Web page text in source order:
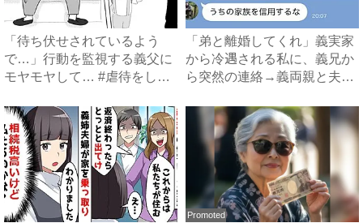
「待ち伏せされているよう
で…」行動を監視する義父に
モヤモヤして… #虐待をして
「弟と離婚してくれ」義実家
から冷遇される私に、義兄か
ら突然の連絡→義両親と夫が
Promoted